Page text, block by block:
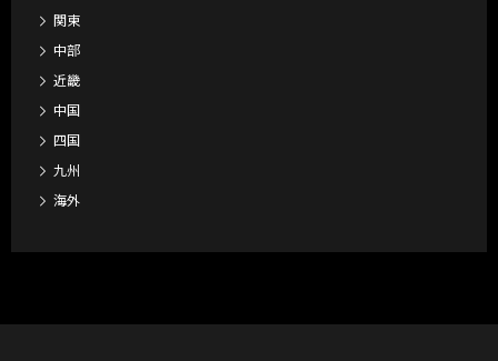
関東
中部
近畿
中国
四国
九州
海外